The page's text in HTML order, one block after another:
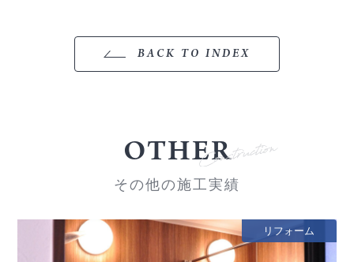
BACK TO INDEX
OTHER
その他の施工実績
リフォーム